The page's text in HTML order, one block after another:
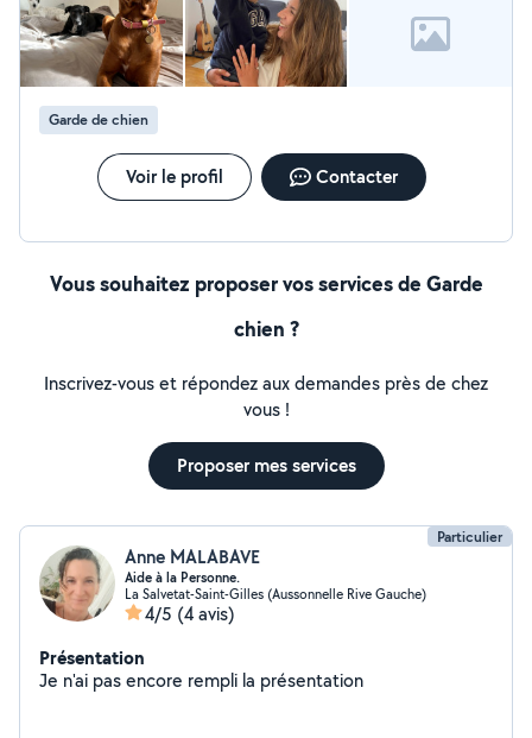
Garde de chien
Voir le profil Contacter
Vous souhaitez proposer vos services de Garde
chien ?
Inscrivez-vous et répondez aux demandes près de chez
vous !
Proposer mes services
Particulier
Anne MALABAVE
Aide à la Personne.
La Salvetat-Saint-Gilles (Aussonnelle Rive Gauche)
4/5 (4 avis)
Présentation
Je n'ai pas encore rempli la présentation